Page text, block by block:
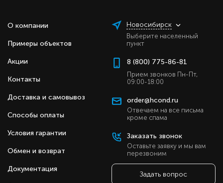
О компании
Примеры объектов
Акции
Контакты
Доставка и самовывоз
Способы оплаты
Условия гарантии
Обмен и возврат
Документация
Новосибирск
Выберите населенный
пункт
8 (800) 775-86-81
Прием звонков Пн-Пт,
09:00-18:00
order@hcond.ru
Отвечаем на все письма
кроме спама
Заказать звонок
Оставьте заявку и мы вам
перезвоним
Задать вопрос